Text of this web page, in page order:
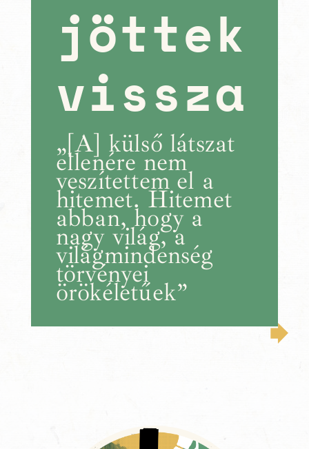
jöttek
vissza
„[A] külső látszat
ellenére nem
veszítettem el a
hitemet. Hitemet
abban, hogy a
nagy világ, a
világmindenség
törvényei
örökéletűek”